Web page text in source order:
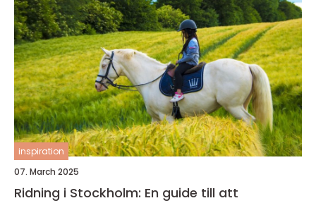
inspiration
07. March 2025
Ridning i Stockholm: En guide till att